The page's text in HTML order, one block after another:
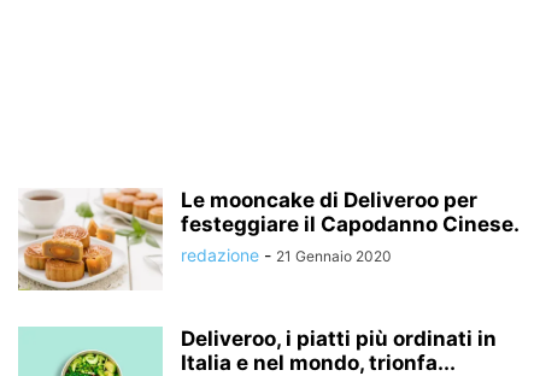
Le mooncake di Deliveroo per
festeggiare il Capodanno Cinese.
redazione - 21 Gennaio 2020
Deliveroo, i piatti più ordinati in
Italia e nel mondo, trionfa...